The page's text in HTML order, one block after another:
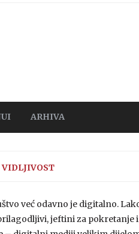
ARHIVA
VIDLJIVOST
već odavno je digitalno.
jeftini za pokretanje i